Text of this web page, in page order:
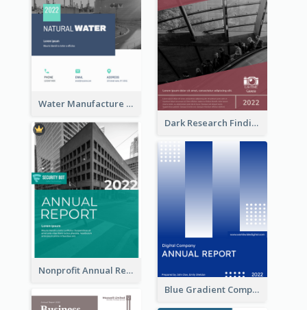
Water Manufacture Annual Reports
Dark Research Findings Annual Report
Nonprofit Annual Report
Blue Gradient Company Annual Report